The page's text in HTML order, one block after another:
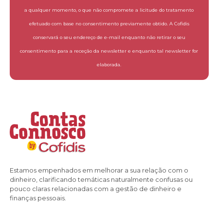
a qualquer momento, o que não compromete a licitude do tratamento
efetuado com base no consentimento previamente obtido. A Cofidis
conservará o seu endereço de e-mail enquanto não retirar o seu
consentimento para a receção da newsletter e enquanto tal newsletter for
elaborada.
Estamos empenhados em melhorar a sua relação com o
dinheiro, clarificando temáticas naturalmente confusas ou
pouco claras relacionadas com a gestão de dinheiro e
finanças pessoais.